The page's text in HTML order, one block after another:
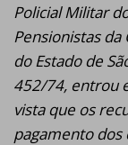
Policial Militar
Pensionistas
do Estado de
452/74, entrou
vista que os
pagamento